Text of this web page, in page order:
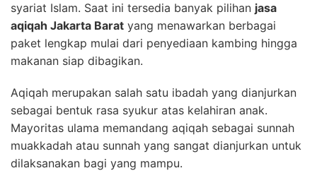
syariat Islam. Saat ini tersedia banyak pilihan jasa
aqiqah Jakarta Barat yang menawarkan berbagai
paket lengkap mulai dari penyediaan kambing hingga
makanan siap dibagikan.
Aqiqah merupakan salah satu ibadah yang dianjurkan
sebagai bentuk rasa syukur atas kelahiran anak.
Mayoritas ulama memandang aqiqah sebagai sunnah
muakkadah atau sunnah yang sangat dianjurkan untuk
dilaksanakan bagi yang mampu.